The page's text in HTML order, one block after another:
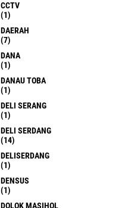
CCTV
(1)
DAERAH
(7)
DANA
(1)
DANAU TOBA
(1)
DELI SERANG
(1)
DELI SERDANG
(14)
DELISERDANG
(1)
DENSUS
(1)
DOLOK MASIHOL